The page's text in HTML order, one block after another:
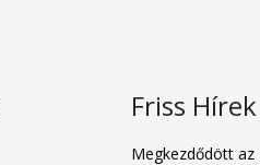
Friss Hírek
Megkezdődött az